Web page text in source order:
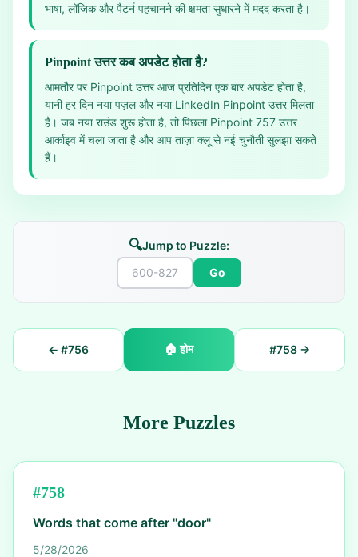
भाषा, लॉजिक और पैटर्न पहचानने की क्षमता सुधारने में मदद करता है।
Pinpoint उत्तर कब अपडेट होता है?
आमतौर पर Pinpoint उत्तर आज प्रतिदिन एक बार अपडेट होता है,
यानी हर दिन नया पज़ल और नया LinkedIn Pinpoint उत्तर मिलता
है। जब नया राउंड शुरू होता है, तो पिछला Pinpoint 757 उत्तर
आर्काइव में चला जाता है और आप ताज़ा क्लू से नई चुनौती सुलझा सकते
हैं।
🔍Jump to Puzzle:
Go
← #756 🏠होम #758→
More Puzzles
#758
Words that come after "door"
5/28/2026